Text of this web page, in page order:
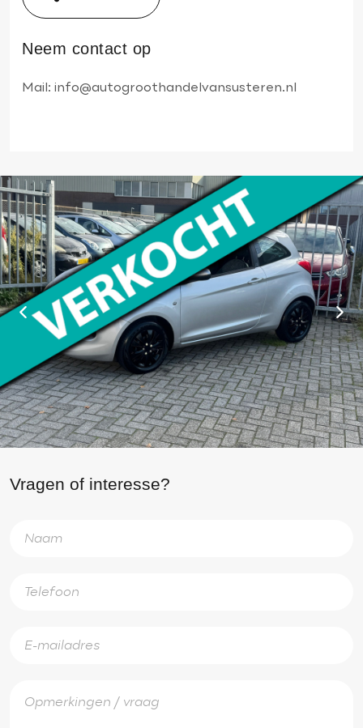
Neem contact op
Mail: info@autogroothandelvansusteren.nl
Vragen of interesse?